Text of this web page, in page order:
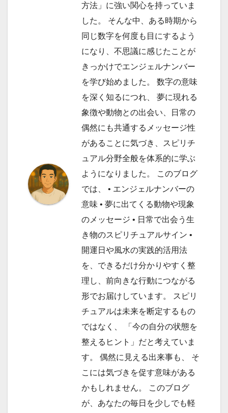
方法」に強い関心を持っていま
した。 そんな中、ある時期から
同じ数字を何度も目にするよう
になり、不思議に感じたことが
きっかけでエンジェルナンバー
を学び始めました。 数字の意味
を深く知るにつれ、 夢に現れる
象徴や動物との出会い、日常の
偶然にも共通するメッセージ性
があることに気づき、スピリチ
ュアル分野全般を体系的に学ぶ
ようになりました。 このブログ
では、 • エンジェルナンバーの
意味 • 夢に出てくる動物や現象
のメッセージ • 日常で出会う生
き物のスピリチュアルサイン •
開運日や風水の実践的活用法
を、できるだけ分かりやすく整
理し、前向きな行動につながる
形でお届けしています。 スピリ
チュアルは未来を断定するもの
ではなく、 「今の自分の状態を
整えるヒント」だと考えていま
す。 偶然に見える出来事も、 そ
こには気づきを促す意味がある
かもしれません。 このブログ
が、あなたの毎日を少しでも軽